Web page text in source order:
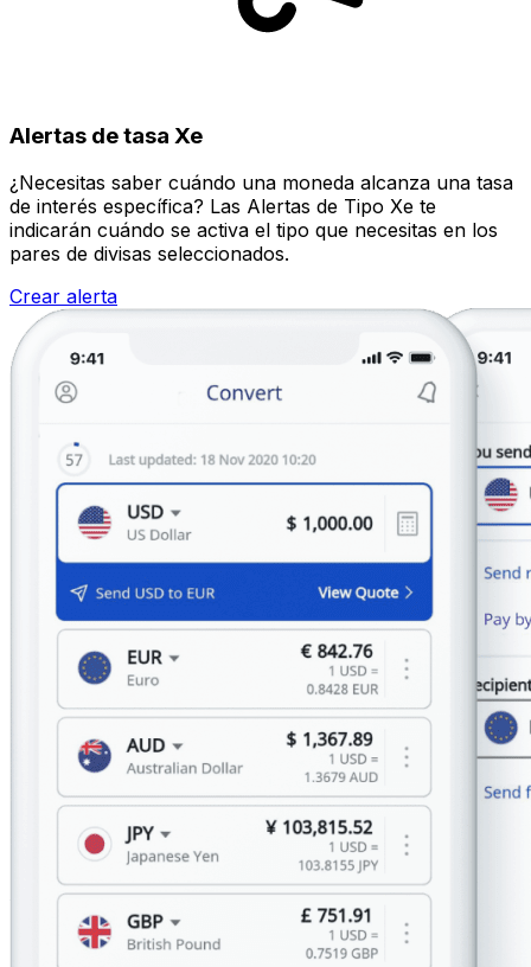
Alertas de tasa Xe
¿Necesitas saber cuándo una moneda alcanza una tasa
de interés específica? Las Alertas de Tipo Xe te
indicarán cuándo se activa el tipo que necesitas en los
pares de divisas seleccionados.
Crear alerta